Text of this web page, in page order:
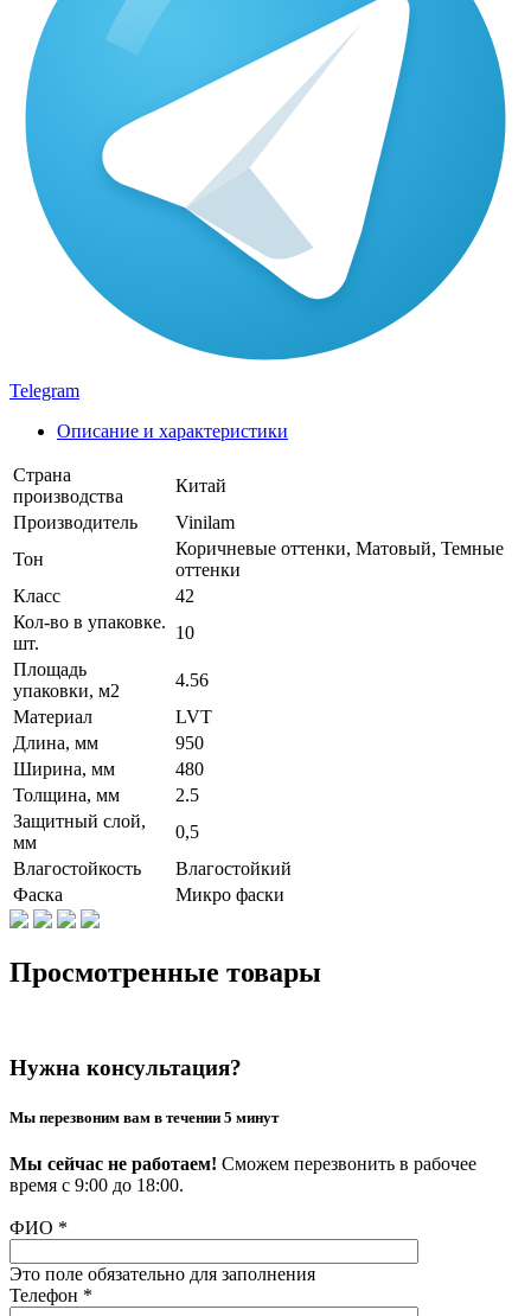
Telegram
Описание и характеристики
Страна
производства
Китай
Производитель
Vinilam
Тон
Коричневые оттенки, Матовый, Темные
оттенки
Класс
42
Кол-во в упаковке.
шт.
10
Площадь
упаковки, м2
4.56
Материал
LVT
Длина, мм
950
Ширина, мм
480
Толщина, мм
2.5
Защитный слой,
мм
0,5
Влагостойкость
Влагостойкий
Фаска
Микро фаски
Просмотренные товары
Нужна консультация?
Мы перезвоним вам в течении 5 минут
Мы сейчас не работаем! Сможем перезвонить в рабочее
время с 9:00 до 18:00.
ФИО *
Это поле обязательно для заполнения
Телефон *